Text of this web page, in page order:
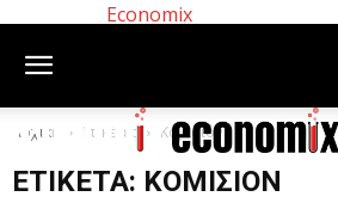
Economix
Αρχική Ετικέτες Κομισιόν
ΕΤΙΚΈΤΑ: ΚΟΜΙΣΙΌΝ